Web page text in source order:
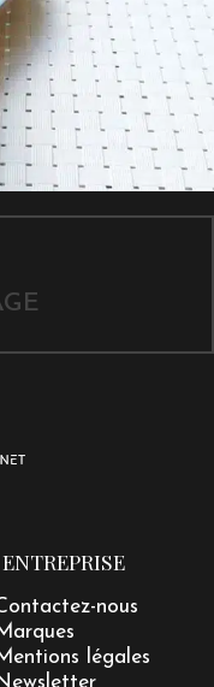
ENTREPRISE
nous
légales